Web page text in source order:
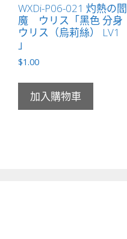
WXDi-P06-021 灼熱の閻
魔 ウリス「黑色 分身
ウリス（烏莉絲） LV1
」
$1.00
加入購物車